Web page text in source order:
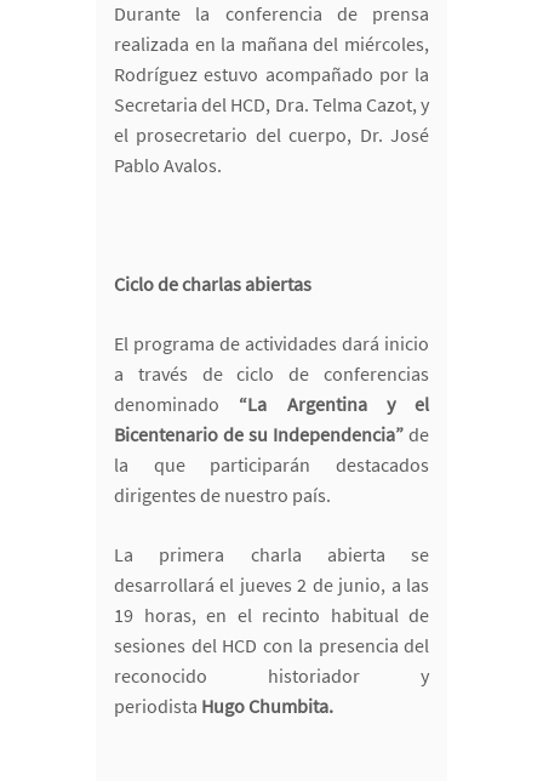
Durante la conferencia de prensa
realizada en la mañana del miércoles,
Rodríguez estuvo acompañado por la
Secretaria del HCD, Dra. Telma Cazot, y
el prosecretario del cuerpo, Dr. José
Pablo Avalos.
Ciclo de charlas abiertas
El programa de actividades dará inicio
a través de ciclo de conferencias
denominado “La Argentina y el
Bicentenario de su Independencia” de
la que participarán
destacados
dirigentes de nuestro país.
La primera charla abierta se
desarrollará el jueves 2 de junio, a las
19 horas, en el recinto habitual de
sesiones del HCD con la presencia del
reconocido historiador y
periodista Hugo Chumbita.